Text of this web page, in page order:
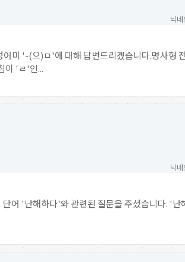
닉
어미 '-(으)ㅁ'에 대해 답변드리겠습니다.명사형
이 'ㄹ'인...
닉
어 '난해하다'와 관련된 질문을 주셨습니다. '